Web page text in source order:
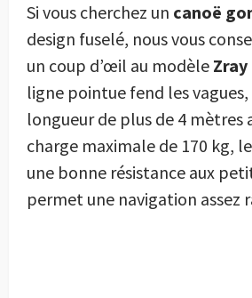
Si vous cherchez un canoë
design fuselé, nous vous
un coup d’œil au modèle
ligne pointue fend les vagues,
longueur de plus de 4 mètres
charge maximale de 170 kg,
une bonne résistance aux
permet une navigation assez